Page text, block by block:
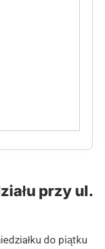
przy ul.
do piątku